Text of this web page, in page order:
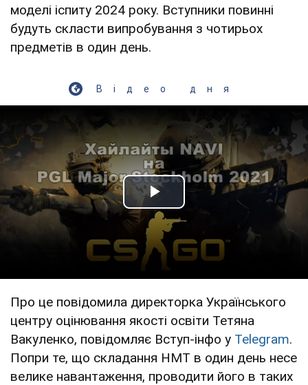
моделі іспиту 2024 року. Вступники повинні
будуть скласти випробування з чотирьох
предметів в один день.
Відео дня
Play Video
Про це повідомила директорка Українського
центру оцінювання якості освіти Тетяна
Вакуленко, повідомляє Вступ-інфо у Telegram.
Попри те, що складання НМТ в один день несе
велике навантаження, проводити його в таких